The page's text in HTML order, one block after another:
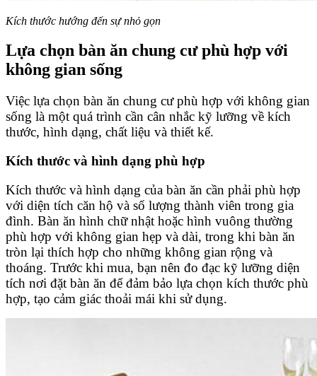
Kích thước hướng đến sự nhỏ gọn
Lựa chọn bàn ăn chung cư phù hợp với
không gian sống
Việc lựa chọn bàn ăn chung cư phù hợp với không gian
sống là một quá trình cần cân nhắc kỹ lưỡng về kích
thước, hình dạng, chất liệu và thiết kế.
Kích thước và hình dạng phù hợp
Kích thước và hình dạng của bàn ăn cần phải phù hợp
với diện tích căn hộ và số lượng thành viên trong gia
đình. Bàn ăn hình chữ nhật hoặc hình vuông thường
phù hợp với không gian hẹp và dài, trong khi bàn ăn
tròn lại thích hợp cho những không gian rộng và
thoáng. Trước khi mua, bạn nên đo đạc kỹ lưỡng diện
tích nơi đặt bàn ăn để đảm bảo lựa chọn kích thước phù
hợp, tạo cảm giác thoải mái khi sử dụng.